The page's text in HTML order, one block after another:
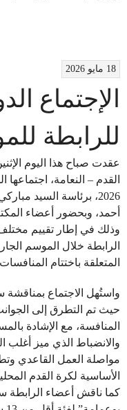
18 مايو 2026
الإجتماع
للرابطة للموسم
2026، برئاسة السيد
أحمد، وبحضور أعضاء
وذلك في إطار تقييم
الرابطة خلال الموسم
المتعلقة باختتام
حيث تم التطرق إلى
المنافسة، مع الإشادة
والانضباط الذي ميز أغلب
مواصلة العمل القاعدي
الأساسية لكرة القدم
كما ناقش أعضاء الرابطة